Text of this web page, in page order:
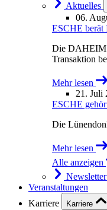
Aktuelles
06.
ESCHE berät
Die DAHEIM
Transaktion
Mehr lesen
21. Juli
ESCHE
Die
Mehr lesen
Alle anzeigen
Veranstaltungen
Karriere
Karriere